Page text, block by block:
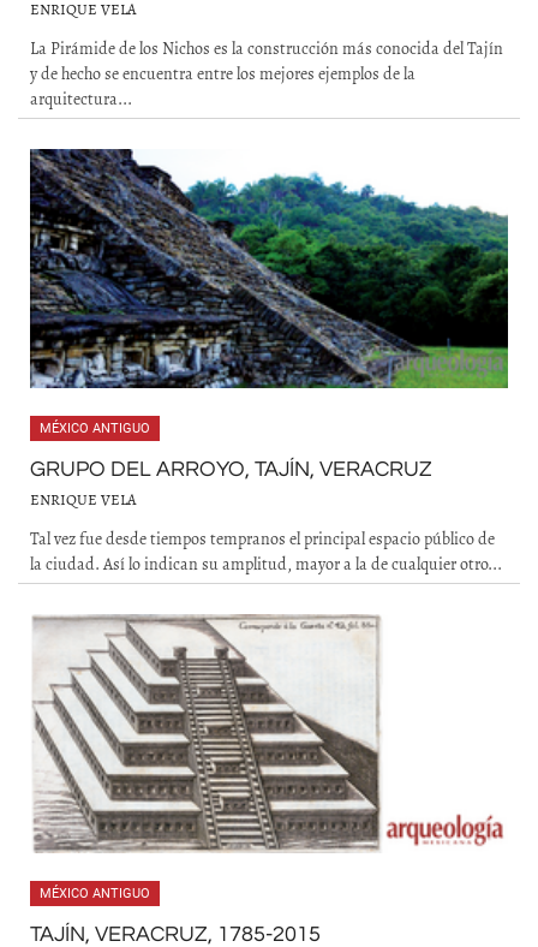
ENRIQUE VELA
La Pirámide de los Nichos es la construcción más conocida del Tajín
y de hecho se encuentra entre los mejores ejemplos de la
arquitectura...
MÉXICO ANTIGUO
GRUPO DEL ARROYO, TAJÍN, VERACRUZ
ENRIQUE VELA
Tal vez fue desde tiempos tempranos el principal espacio público de
la ciudad. Así lo indican su amplitud, mayor a la de cualquier otro...
MÉXICO ANTIGUO
TAJÍN, VERACRUZ, 1785-2015